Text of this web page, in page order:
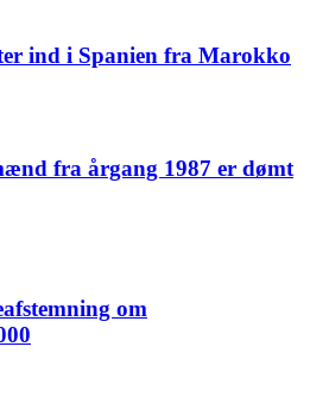
ind i Spanien fra Marokko
fra årgang 1987 er dømt
om